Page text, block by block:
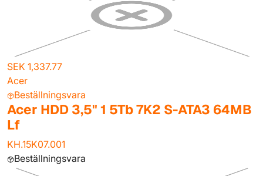
SEK 1,337.77
Acer
Beställningsvara
Acer HDD 3,5" 1 5Tb 7K2 S-ATA3 64MB
Lf
KH.15K07.001
Beställningsvara